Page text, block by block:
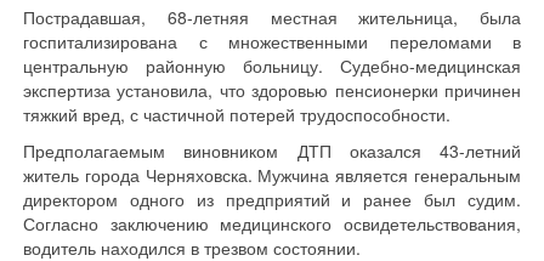
Пострадавшая, 68-летняя местная жительница, была
госпитализирована с множественными переломами в
центральную районную больницу. Судебно-медицинская
экспертиза установила, что здоровью пенсионерки причинен
тяжкий вред, с частичной потерей трудоспособности.
Предполагаемым виновником ДТП оказался 43-летний
житель города Черняховска. Мужчина является генеральным
директором одного из предприятий и ранее был судим.
Согласно заключению медицинского освидетельствования,
водитель находился в трезвом состоянии.